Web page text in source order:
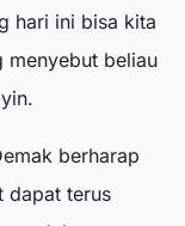
hari ini bisa kita
menyebut beliau
berharap
dapat terus